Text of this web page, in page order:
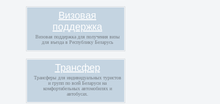
Визовая
поддержка
Визовая поддержка для получения визы
для въезда в Республику Беларусь
Трансфер
Трансферы для индивидуальных туристов
и групп по всей Беларуси на
комфортабельных автомобилях и
автобусах.